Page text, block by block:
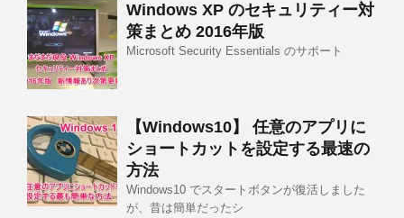
Windows XP のセキュリティー対
策まとめ 2016年版
Microsoft Security Essentials のサポート
【Windows10】 任意のアプリに
ショートカットを設定する最速の
方法
Windows10 でスタートボタンが復活しました
が、昔は簡単だったシ